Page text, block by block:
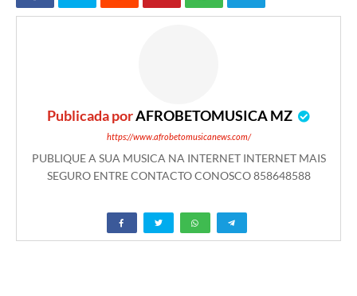
Publicada porAFROBETOMUSICA MZ
https://www.afrobetomusicanews.com/
PUBLIQUE A SUA MUSICA NA INTERNET INTERNET MAIS
SEGURO ENTRE CONTACTO CONOSCO 858648588